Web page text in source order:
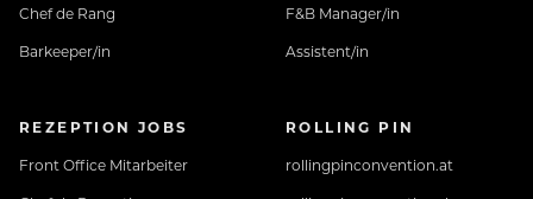
Chef de Rang
Barkeeper/in
F&B Manager/in
Assistent/in
REZEPTION JOBS
Front Office Mitarbeiter
ROLLING PIN
rollingpinconvention.at